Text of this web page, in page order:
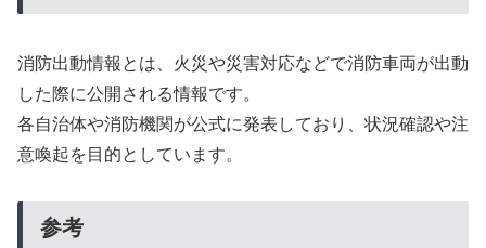
消防出動情報とは、火災や災害対応などで消防車両が出動
した際に公開される情報です。
各自治体や消防機関が公式に発表しており、状況確認や注
意喚起を目的としています。
参考